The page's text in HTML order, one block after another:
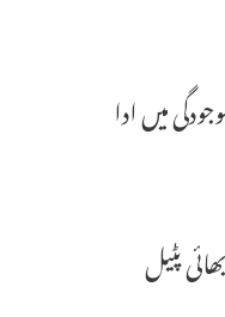
میں ادا
سردار ولبھ بھائی پٹیل